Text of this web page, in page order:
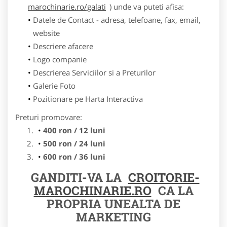
marochinarie.ro/galati ) unde va puteti afisa:
Datele de Contact - adresa, telefoane, fax, email,
website
Descriere afacere
Logo companie
Descrierea Serviciilor si a Preturilor
Galerie Foto
Pozitionare pe Harta Interactiva
Preturi promovare:
400 ron / 12 luni
500 ron / 24 luni
600 ron / 36 luni
GANDITI-VA LA CROITORIE-
MAROCHINARIE.RO CA LA
PROPRIA UNEALTA DE
MARKETING